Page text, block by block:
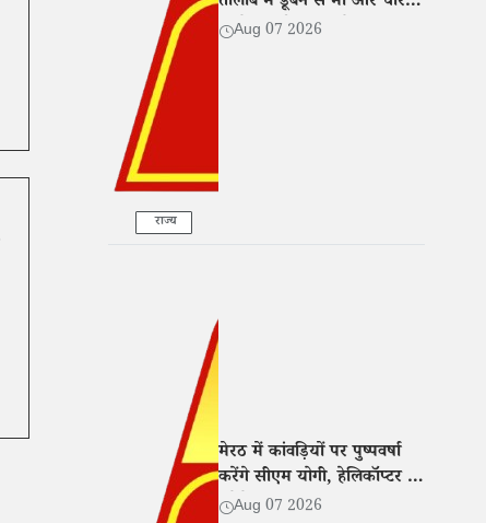
राज्य
बच्चों की मौत; गांव में मातम
Aug 07 2026
मेरठ में कांवड़ियों पर पुष्पवर्षा
करेंगे सीएम योगी, हेलिकॉप्टर से
करेंगे यात्रा मार्ग का हवाई
Aug 07 2026